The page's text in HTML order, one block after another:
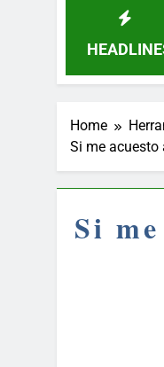
Social Security
Home
Si me acuesto
Si